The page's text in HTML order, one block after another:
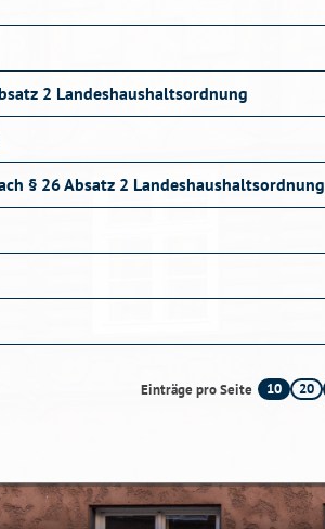
2 Landeshaushaltsordnung
§ 26 Absatz 2 Landeshaushaltsordnung
Einträge pro Seite 10 20